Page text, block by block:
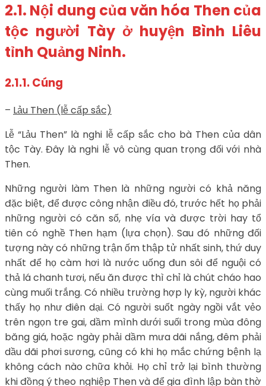
2.1. Nội dung của văn hóa Then của
tộc người Tày ở huyện Bình Liêu
tỉnh Quảng Ninh.
2.1.1. Cúng
– Lảu Then (lễ cấp sắc)
Lễ “Lảu Then” là nghi lễ cấp sắc cho bà Then của dân
tộc Tày. Đây là nghi lễ vô cùng quan trọng đối với nhà
Then.
Những người làm Then là những người có khả năng
đặc biệt, để được công nhận điều đó, trước hết họ phải
những người có căn số, nhẹ vía và được trời hay tổ
tiên có nghề Then hạm (lựa chọn). Sau đó những đối
tượng này có những trận ốm thập tử nhất sinh, thứ duy
nhất để họ càm hơi là nước uống đun sôi để nguội có
thả lá chanh tươi, nếu ăn được thì chỉ là chút cháo hao
cùng muối trắng. Có nhiều trường hợp ly kỳ, người khác
thấy họ như điên dại. Có người suốt ngày ngồi vắt vẻo
trên ngọn tre gai, dầm mình dưới suối trong mùa đông
băng giá, hoặc ngày phải dầm mưa dãi nắng, đêm phải
dầu dãi phơi sương, cũng có khi họ mắc chứng bệnh lạ
không cách nào chữa khỏi. Họ chỉ trở lại bình thường
khi đồng ý theo nghiệp Then và để gia đình lập bàn thờ